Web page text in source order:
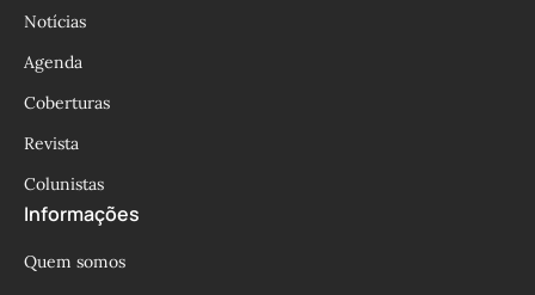
Notícias
Agenda
Coberturas
Revista
Colunistas
Informações
Quem somos